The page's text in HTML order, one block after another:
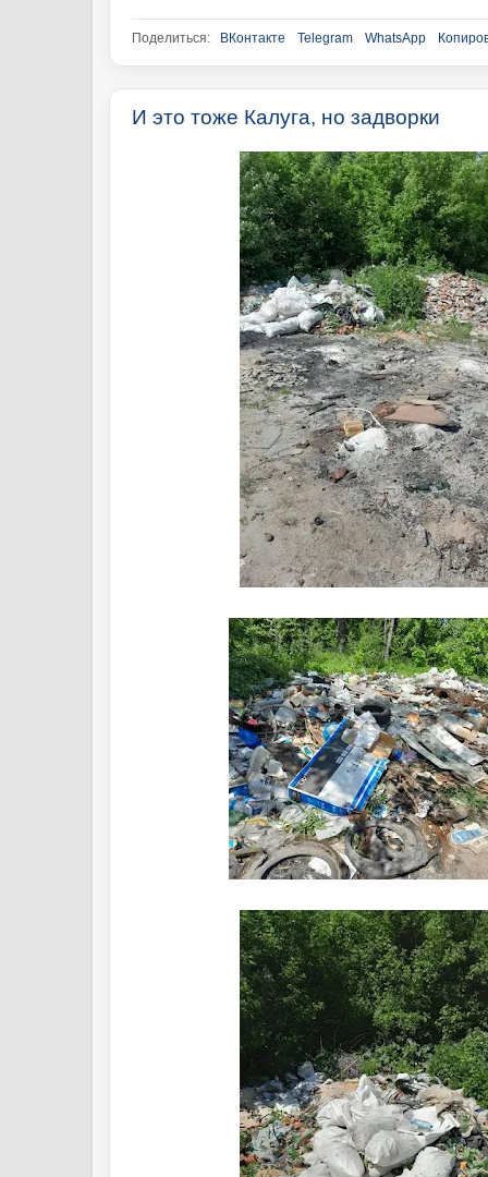
Поделиться: ВКонтакте Telegram WhatsApp
И это тоже Калуга, но задворки